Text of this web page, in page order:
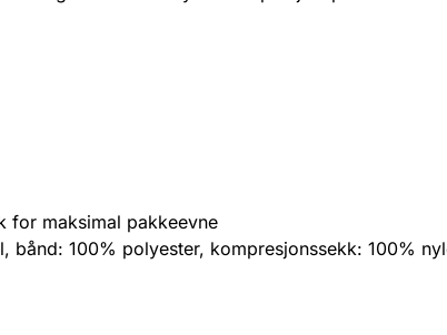
for maksimal pakkeevne
bånd: 100% polyester, kompresjonssekk: 100%